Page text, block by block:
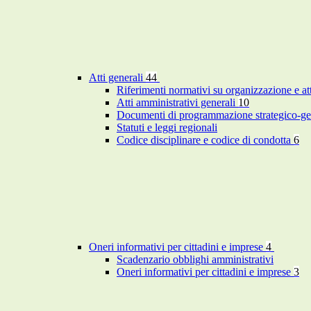
Atti generali 44
Riferimenti normativi su organizzazione e
Atti amministrativi generali 10
Documenti di programmazione strategico-
Statuti e leggi regionali
Codice disciplinare e codice di condotta 6
Oneri informativi per cittadini e imprese 4
Scadenzario obblighi amministrativi
Oneri informativi per cittadini e imprese 3